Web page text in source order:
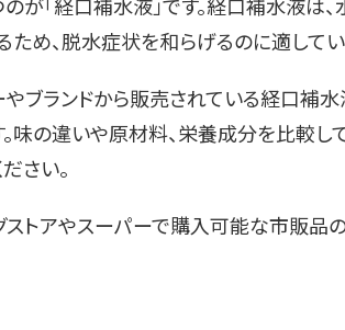
ため、脱水症状を和らげるのに適してい
ブランドから販売されている経口補
味の違いや原材料、栄養成分を比較し
さい。
ストアやスーパーで購入可能な市販品